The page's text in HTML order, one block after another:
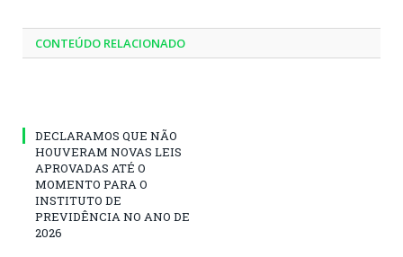
CONTEÚDO RELACIONADO
DECLARAMOS QUE NÃO
HOUVERAM NOVAS LEIS
APROVADAS ATÉ O
MOMENTO PARA O
INSTITUTO DE
PREVIDÊNCIA NO ANO DE
2026